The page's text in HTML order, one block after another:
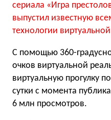
сериала «Игра
выпустил известную
технологии
С помощью 360-
очков виртуальной
виртуальную прогулку
сутки с момента
6 млн просмотров.